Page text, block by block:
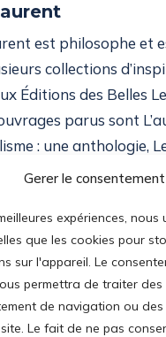
Gerer le consentement
expériences, nous
que les cookies pour
sur l'appareil. Le
permettra de traiter des
de navigation ou
Le fait de ne pas
est philosophe et
collections
Éditions des Belles
parus sont
: une anthologie,
et tout récemment
individuelle, Les